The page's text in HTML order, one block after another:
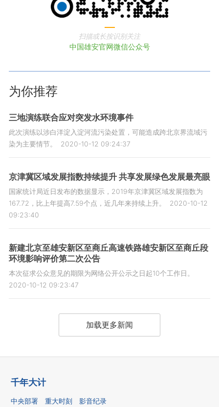
扫描或长按识别关注
中国雄安官网微信公众号
为你推荐
三地演练联合应对突发水环境事件
此次演练以涉白洋淀入淀河流污染处置，可能造成跨北京界流域污
染为主要情节。
2020-10-12 09:24:37
京津冀区域发展指数持续提升 共享发展绿色发展最亮眼
国家统计局近日发布的数据显示，2019年京津冀区域发展指数为
167.72，比上年提高7.59个点，近几年来持续上升。
2020-10-12
09:23:40
新建北京至雄安新区至商丘高速铁路雄安新区至商丘段
环境影响评价第二次公告
本次征求公众意见的期限为网络公开公示之日起10个工作日。
2020-10-12 09:23:47
加载更多新闻
千年大计
中央部署 重大时刻 影音纪录